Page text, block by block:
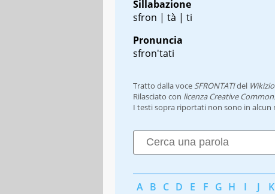
Sillabazione
sfron | tà | ti
Pronuncia
sfron'tati
Tratto dalla voce SFRONTATIdel
Rilasciato con licenza Creative
I testi sopra riportati non sono in alcun
A B C D E F G H I J K